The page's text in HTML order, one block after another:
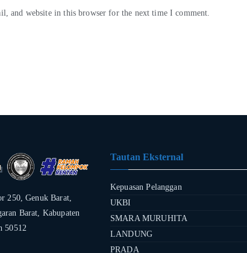
and website in this browser for the next time I comment.
250, Genuk Barat,
Barat, Kabupaten
50512
Tautan Eksternal
Kepuasan Pelanggan
UKBI
SMARA MURUHITA
LANDUNG
PRADA